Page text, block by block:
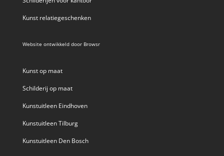
Kunst relatiegeschenken
Website ontwikkeld door Browsr
Kunst op maat
Schilderij op maat
Kunstuitleen Eindhoven
Kunstuitleen Tilburg
Kunstuitleen Den Bosch